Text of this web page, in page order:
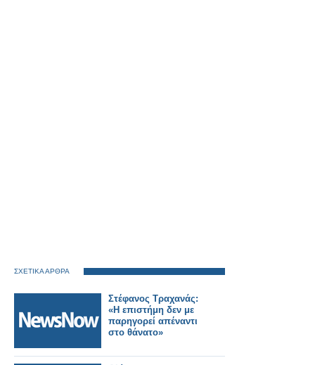
ΣΧΕΤΙΚΑ ΑΡΘΡΑ
Στέφανος Τραχανάς:
«Η επιστήμη δεν με
παρηγορεί απέναντι
στο θάνατο»